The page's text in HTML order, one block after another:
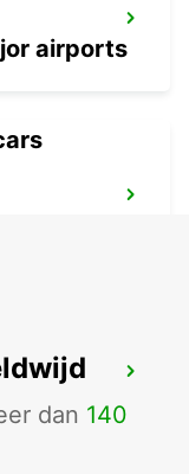
airports
dan 140